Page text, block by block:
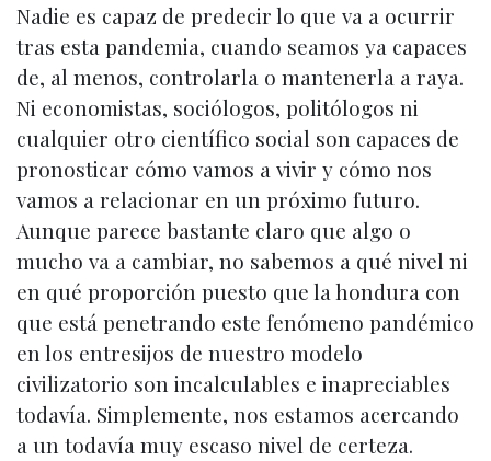
Nadie es capaz de predecir lo que va a ocurrir
tras esta pandemia, cuando seamos ya capaces
de, al menos, controlarla o mantenerla a raya.
Ni economistas, sociólogos, politólogos ni
cualquier otro científico social son capaces de
pronosticar cómo vamos a vivir y cómo nos
vamos a relacionar en un próximo futuro.
Aunque parece bastante claro que algo o
mucho va a cambiar, no sabemos a qué nivel ni
en qué proporción puesto que la hondura con
que está penetrando este fenómeno pandémico
en los entresijos de nuestro modelo
civilizatorio son incalculables e inapreciables
todavía. Simplemente, nos estamos acercando
a un todavía muy escaso nivel de certeza.